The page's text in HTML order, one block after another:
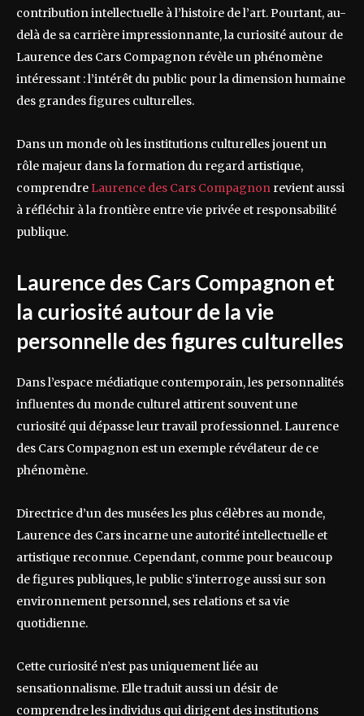
contribution intellectuelle à l’histoire de l’art. Pourtant, au-
delà de sa carrière impressionnante, la curiosité autour de
Laurence des Cars Compagnon révèle un phénomène
intéressant : l’intérêt du public pour la dimension humaine
des grandes figures culturelles.
Dans un monde où les institutions culturelles jouent un
rôle majeur dans la formation du regard artistique,
comprendre Laurence des Cars Compagnon revient aussi
à réfléchir à la frontière entre vie privée et responsabilité
publique.
Laurence des Cars Compagnon et
la curiosité autour de la vie
personnelle des figures culturelles
Dans l’espace médiatique contemporain, les personnalités
influentes du monde culturel attirent souvent une
curiosité qui dépasse leur travail professionnel. Laurence
des Cars Compagnon est un exemple révélateur de ce
phénomène.
Directrice d’un des musées les plus célèbres au monde,
Laurence des Cars incarne une autorité intellectuelle et
artistique reconnue. Cependant, comme pour beaucoup
de figures publiques, le public s’interroge aussi sur son
environnement personnel, ses relations et sa vie
quotidienne.
Cette curiosité n’est pas uniquement liée au
sensationnalisme. Elle traduit aussi un désir de
comprendre les individus qui dirigent des institutions